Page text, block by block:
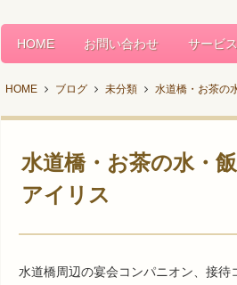
HOME お問い合わせ サービ
HOME ブログ 未分類 水道橋・お茶の
水道橋・お茶の水・
アイリス
水道橋周辺の宴会コンパニオン、接待